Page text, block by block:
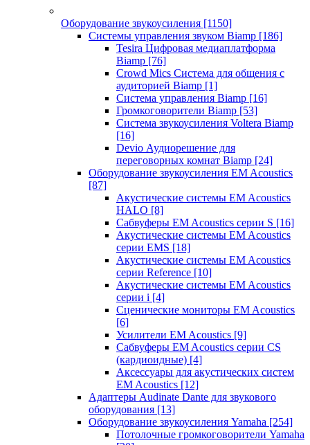
Оборудование звукоусиления [1150]
Системы управления звуком Biamp [186]
Tesira Цифровая медиаплатформа
Biamp [76]
Crowd Mics Система для общения с
аудиторией Biamp [1]
Система управления Biamp [16]
Громкоговорители Biamp [53]
Система звукоусиления Voltera Biamp
[16]
Devio Аудиорешение для
переговорных комнат Biamp [24]
Оборудование звукоусиления EM Acoustics
[87]
Акустические системы EM Acoustics
HALO [8]
Сабвуферы EM Acoustics серии S [16]
Акустические системы EM Acoustics
серии EMS [18]
Акустические системы EM Acoustics
серии Reference [10]
Акустические системы EM Acoustics
серии i [4]
Сценические мониторы EM Acoustics
[6]
Усилители EM Acoustics [9]
Сабвуферы EM Acoustics серии CS
(кардиоидные) [4]
Аксессуары для акустических систем
EM Acoustics [12]
Адаптеры Audinate Dante для звукового
оборудования [13]
Оборудование звукоусиления Yamaha [254]
Потолочные громкоговорители Yamaha